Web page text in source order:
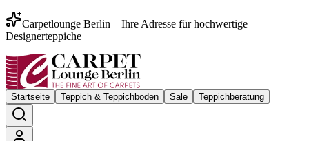
Carpetlounge Berlin – Ihre Adresse für hochwertige
Designerteppiche
Startseite Teppich & Teppichboden Sale Teppichberatung